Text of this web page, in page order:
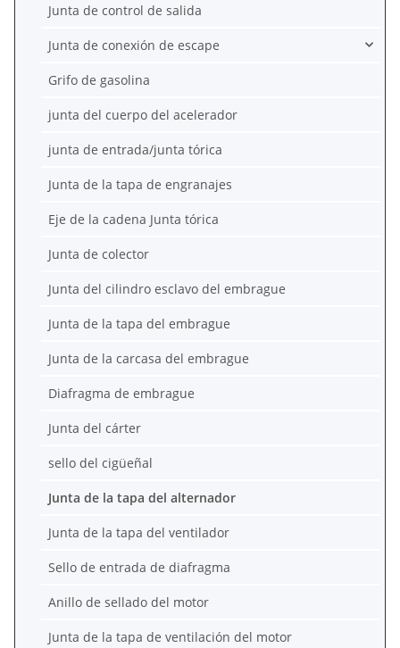
Junta de control de salida
Junta de conexión de escape
Grifo de gasolina
junta del cuerpo del acelerador
junta de entrada/junta tórica
Junta de la tapa de engranajes
Eje de la cadena Junta tórica
Junta de colector
Junta del cilindro esclavo del embrague
Junta de la tapa del embrague
Junta de la carcasa del embrague
Diafragma de embrague
Junta del cárter
sello del cigüeñal
Junta de la tapa del alternador
Junta de la tapa del ventilador
Sello de entrada de diafragma
Anillo de sellado del motor
Junta de la tapa de ventilación del motor